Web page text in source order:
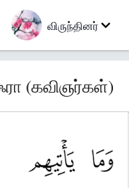
விருந்தினர்
(கவிஞர்கள்)